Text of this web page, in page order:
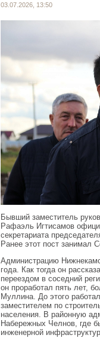
03.07.2026, 13:50
Бывший заместитель
Рафаэль Игтисамов
секретариата
Ранее этот пост занимал
Администрацию
года. Как тогда он
переездом в соседний
он проработал пять лет,
Муллина. До этого
заместителем по
населения. В районную
Набережных Челнов, где
инженерной